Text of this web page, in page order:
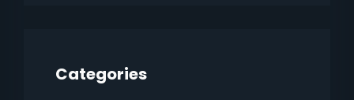
Categories